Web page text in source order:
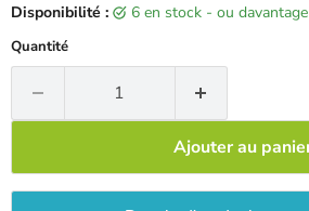
Disponibilité : 6 en stock - ou
Quantité
Ajouter au